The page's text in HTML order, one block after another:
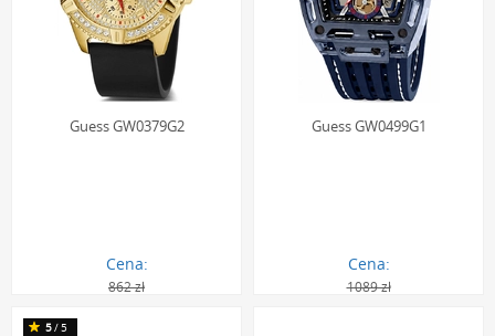
Guess GW0379G2
Cena:
862 zł
Guess GW0499G1
Cena:
1089 zł
5/5